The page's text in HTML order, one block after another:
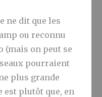
ne dit que les
ou reconnu
(mais on peut se
pourraient
plus grande
est plutôt que, en